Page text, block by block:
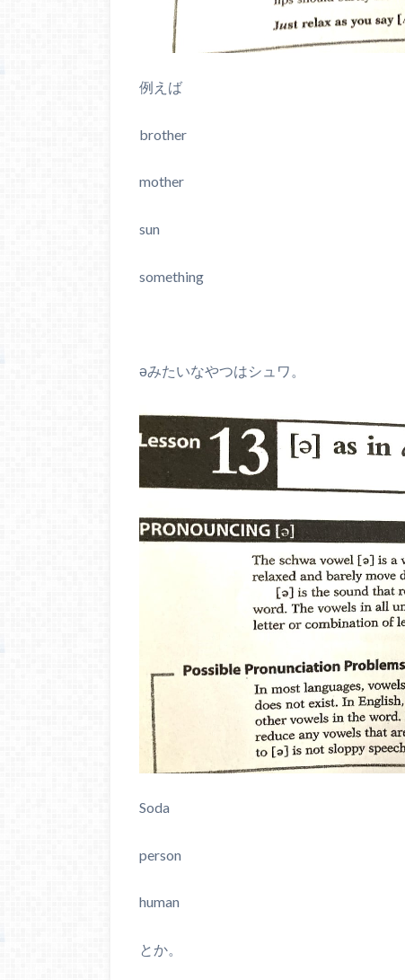
例えば
brother
mother
sun
something
əみたいなやつはシュワ。
Soda
person
human
とか。